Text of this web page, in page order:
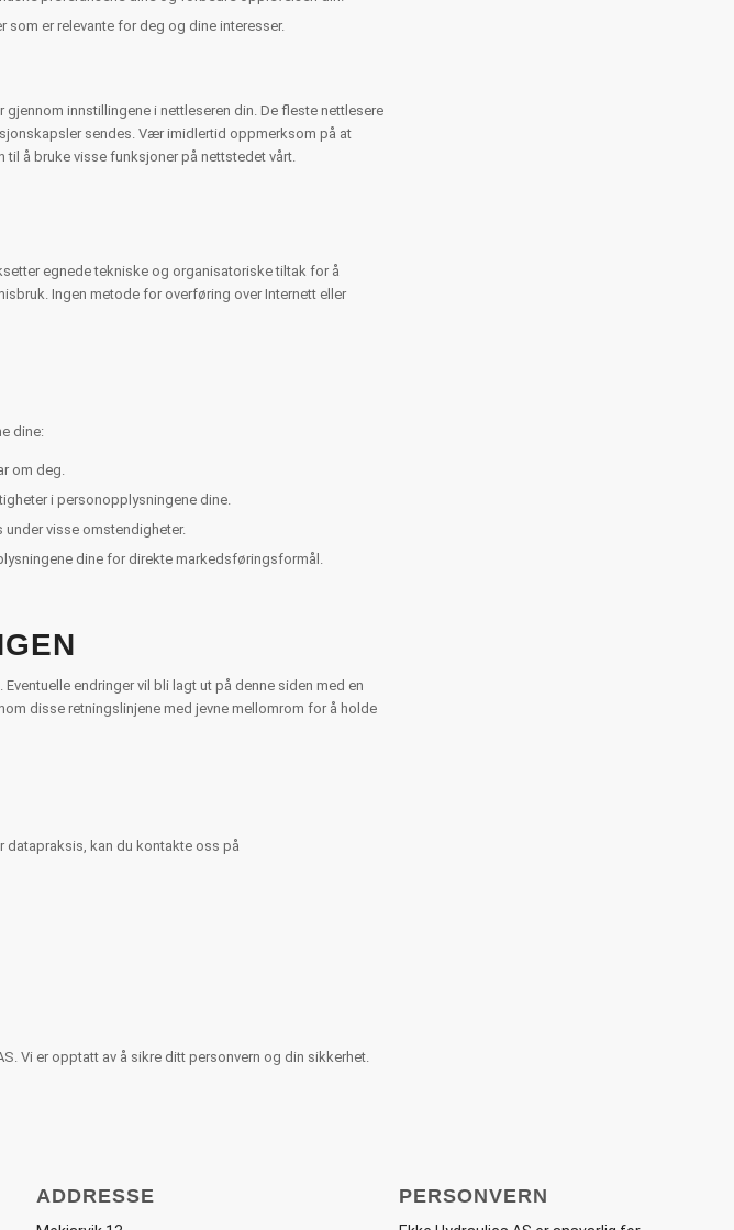
som er relevante for deg og dine interesser.
innstillingene i nettleseren din. De fleste nettlesere
sendes. Vær imidlertid oppmerksom på at
å bruke visse funksjoner på nettstedet vårt.
egnede tekniske og organisatoriske tiltak for å
Ingen metode for overføring over Internett eller
dine:
om deg.
i personopplysningene dine.
visse omstendigheter.
dine for direkte markedsføringsformål.
endringer vil bli lagt ut på denne siden med en
disse retningslinjene med jevne mellomrom for å holde
datapraksis, kan du kontakte oss på
Vi er opptatt av å sikre ditt personvern og din sikkerhet.
ADDRESSE PERSONVERN